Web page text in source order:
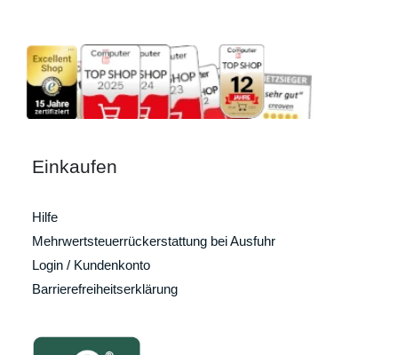
Einkaufen
Hilfe
Mehrwertsteuerrückerstattung bei Ausfuhr
Login / Kundenkonto
Barrierefreiheitserklärung